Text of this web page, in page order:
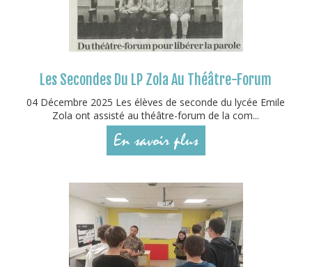
Les Secondes Du LP Zola Au Théâtre-Forum
04 Décembre 2025 Les élèves de seconde du lycée Emile
Zola ont assisté au théâtre-forum de la com...
En savoir plus